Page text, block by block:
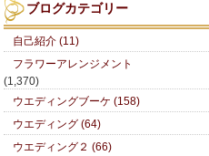
ブログカテゴリー
自己紹介 (11)
フラワーアレンジメント
(1,370)
ウエディングブーケ (158)
ウエディング (64)
ウエディング２ (66)